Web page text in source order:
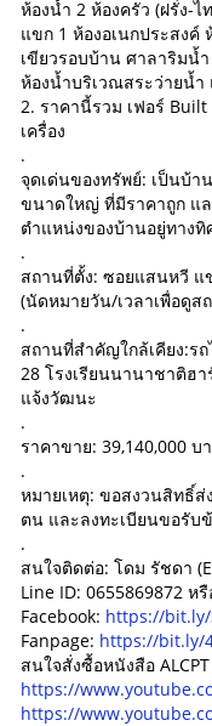
ห้องน้ำ 2 ห้องครัว (ฝรั่ง-
แขก 1 ห้องอเนกประสงค์
เขียวรอบบ้าน ศาลาริมน้
ห้องน้ำบริเวณสระว่ายน้ำ
2. ราคานี้รวม เฟอร์
เครื่อง
.
จุดเด่นของทรัพย์: เป็นบ้า
ขนาดใหญ่ ที่มีราคาถูก แล
ตำแหน่งของบ้านอยู่ทางทิ
.
สถานที่ตั้ง: ซอยแสนหวี แ
(นัดหมายวัน/เวลาเพื่อดูส
.
สถานที่สำคัญใกล้เคียง:ร
28 โรงเรียนนานาชาติฮ
แจ้งวัฒนะ
.
ราคาขาย: 39,140,000 บ
.
หมายเหตุ: ขอสงวนสิทธิ์ส่
ตน และลงทะเบียนขอรับ
.
สนใจติดต่อ: โดม รัชดา
Line ID: 0655869872 ห
Facebook: https://bit.ly/
Fanpage: https://bit.ly/
สนใจสั่งซื้อหนังสือ
https://
https://